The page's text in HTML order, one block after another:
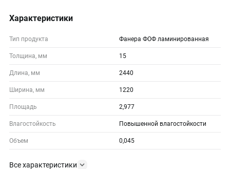
Характеристики
Тип продукта Фанера ФОФ ламинированная
Толщина, мм 15
Длина, мм 2440
Ширина, мм 1220
Площадь 2,977
Влагостойкость Повышенной влагостойкости
Объем 0,045
Все характеристики